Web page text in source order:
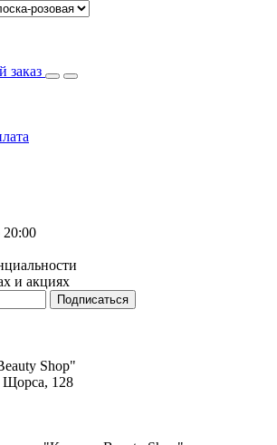
заказ
и акциях
Подписаться
Shop"
Щорса, 128